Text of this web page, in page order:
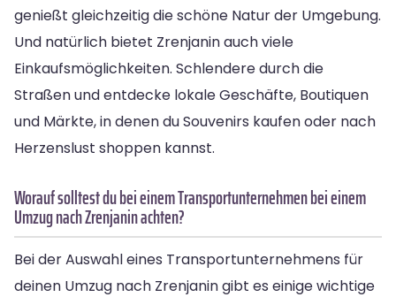
genießt gleichzeitig die schöne Natur der Umgebung.
Und natürlich bietet Zrenjanin auch viele
Einkaufsmöglichkeiten. Schlendere durch die
Straßen und entdecke lokale Geschäfte, Boutiquen
und Märkte, in denen du Souvenirs kaufen oder nach
Herzenslust shoppen kannst.
Worauf solltest du bei einem Transportunternehmen bei einem
Umzug nach Zrenjanin achten?
Bei der Auswahl eines Transportunternehmens für
deinen Umzug nach Zrenjanin gibt es einige wichtige